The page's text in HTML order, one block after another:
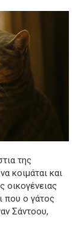
της
κοιμάται και
οικογένειας
που ο γάτος
Σάντοου,